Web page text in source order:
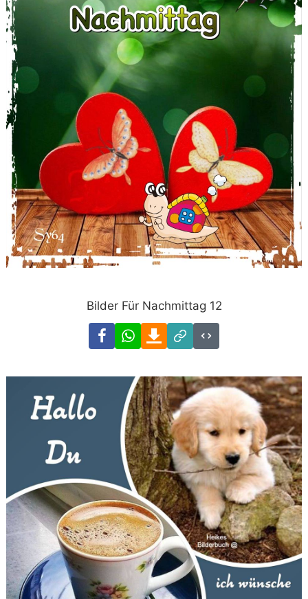
Bilder Für Nachmittag 12
FacebookWhatsAppDownload
Link
Code